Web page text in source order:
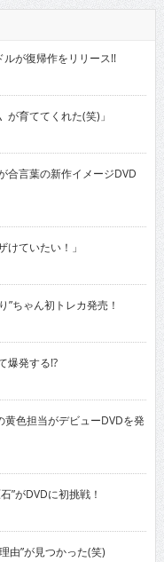
が復帰作をリリース!!
育ててくれた(笑)」
言葉の新作イメージDVD
ていたい！」
ちゃん初トレカ発売！
爆発する!?
色担当がデビューDVDを発
”がDVDに初挑戦！
由”が見つかった(笑)